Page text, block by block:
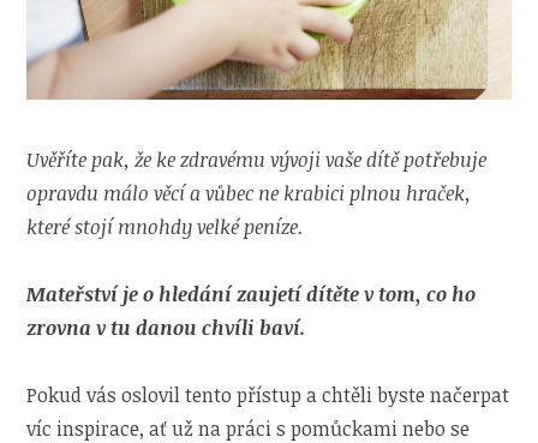
Uvěříte pak, že ke zdravému vývoji vaše dítě potřebuje
opravdu málo věcí a vůbec ne krabici plnou hraček,
které stojí mnohdy velké peníze.
Mateřství je o hledání zaujetí dítěte v tom, co ho
zrovna v tu danou chvíli baví.
Pokud vás oslovil tento přístup a chtěli byste načerpat
víc inspirace, ať už na práci s pomůckami nebo se